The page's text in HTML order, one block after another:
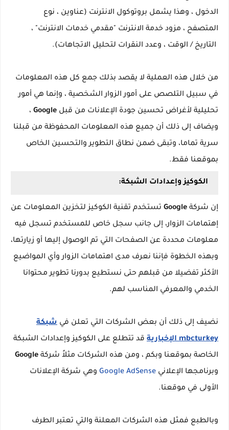
الدخول ، وهذا يشمل بروتوكول الانترنت (عناوين ، نوع
المتصفح ، مزود خدمة الانترنت "مقدمي خدمات الانترنت" ،
التاريخ / الوقت ، وعدد النقرات لتحليل الاتجاهات).
من خلال هذه العملية لا يقصد بذلك جمع كل هذه المعلومات
في سبيل التلصص على أمور الزوار الشخصية ، وإنما هي أمور
تحليلية لأغراض تحسين جودة الإعلانات من قبل Google ،
ويضاف إلى ذلك أن جميع هذه المعلومات المحفوظة من قبلنا
سرية تماما، وتبقى ضمن نطاق التطوير والتحسين الخاص
بموقعنا فقط.
الكوكيز وإعدادات الشبكة:
إن شركة Google تستخدم تقنية الكوكيز لتخزين المعلومات عن
إهتمامات الزوار، إلى جانب سجل خاص للمستخدم تسجل فيه
معلومات محددة عن الصفحات التي تم الوصول إليها أو زيارتها،
وبهذه الخطوة فإننا نعرف مدى اهتمامات الزوار وأي المواضيع
الأكثر تفضيلا من قبلهم حتى نستطيع بدورنا تطوير محتوانا
الخدمي والمعرفي المناسب لهم.
نضيف إلى ذلك أن بعض الشركات التي تعلن في شبكة
mbcturkey الإخبارية
قد تتطلع على الكوكيز وإعدادات الشبكة
الخاصة بموقعنا وبكم ، ومن هذه الشركات مثلاً شركة Google
وبرنامجها الإعلاني Google AdSense وهي شركة الإعلانات
الأولى في موقعنا.
وبالطبع فمثل هذه الشركات المعلنة والتي تعتبر الطرف